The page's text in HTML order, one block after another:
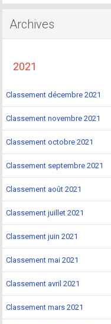
Archives
2021
Classement décembre 2021
Classement novembre 2021
Classement octobre 2021
Classement septembre 2021
Classement août 2021
Classement juillet 2021
Classement juin 2021
Classement mai 2021
Classement avril 2021
Classement mars 2021